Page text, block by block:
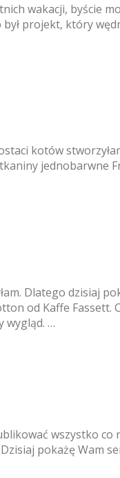
wakacji, byście
projekt, który
kotów
jednobarwne
Dlatego dzisiaj
od Kaffe Fassett.
wygląd. …
wszystko
pokażę Wam